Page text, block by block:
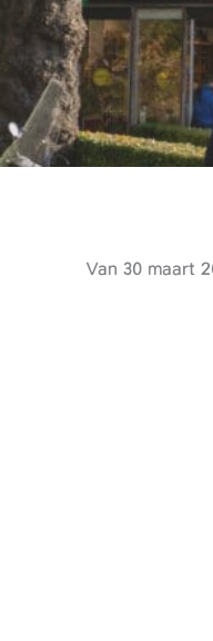
Van 30 maart